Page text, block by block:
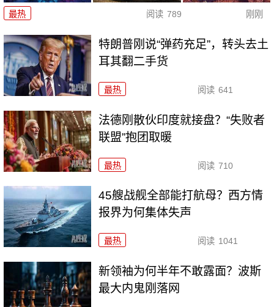
最热 阅读 789 刚刚
特朗普刚说“弹药充足”，转头去土
耳其翻二手货
最热 阅读 641
法德刚散伙印度就接盘？“失败者
联盟”抱团取暖
最热 阅读 710
45艘战舰全部能打航母？西方情
报界为何集体失声
最热 阅读 1041
新领袖为何半年不敢露面？波斯
最大内鬼刚落网